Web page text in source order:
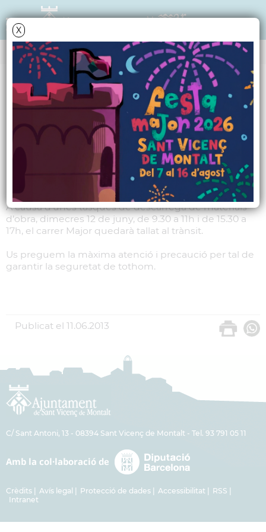
X
NOTÍCIES - ACTUALITAT
Dimecres, el carrer
Major restarà tancat
al trànsit
A causa d’unes tasques de descàrrega de materials
d’obra, dimecres 12 de juny, de 9.30 a 11h i de 15.30 a
17h, el carrer Major quedarà tallat al trànsit.
Us preguem la màxima atenció i precaució per tal de
garantir la seguretat de tothom.
Publicat el 11.06.2013
C/ Sant Antoni, 13 - 08394 Sant Vicenç de Montalt - Tel. 93 791 05 11
Crèdits Avís legal Protecció de dades Accessibilitat
RSS
Intranet